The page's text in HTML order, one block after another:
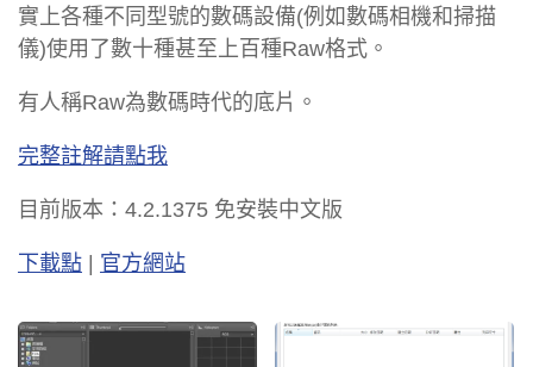
實上各種不同型號的數碼設備(例如數碼相機和掃描
儀)使用了數十種甚至上百種Raw格式。
有人稱Raw為數碼時代的底片。
完整註解請點我
目前版本：4.2.1375 免安裝中文版
下載點 | 官方網站